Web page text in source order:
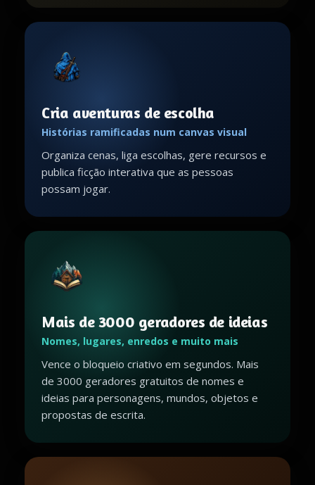
Cria aventuras de escolha
Histórias ramificadas num canvas visual
Organiza cenas, liga escolhas, gere recursos e
publica ficção interativa que as pessoas
possam jogar.
Mais de 3000 geradores de ideias
Nomes, lugares, enredos e muito mais
Vence o bloqueio criativo em segundos. Mais
de 3000 geradores gratuitos de nomes e
ideias para personagens, mundos, objetos e
propostas de escrita.